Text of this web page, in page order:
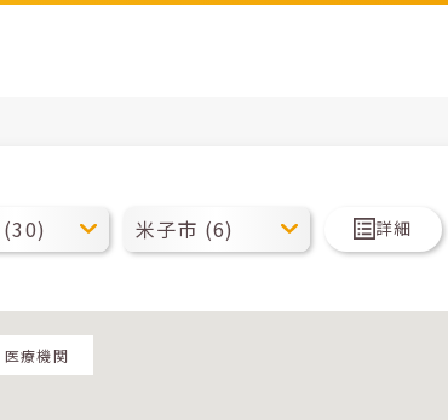
詳細
医療機関